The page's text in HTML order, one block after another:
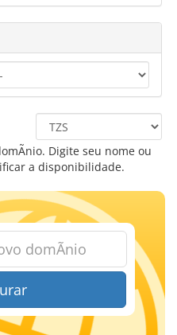
Digite seu nome ou
a disponibilidade.